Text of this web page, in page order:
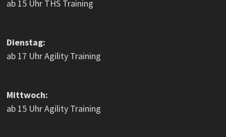
ab 15 Uhr THS Training
Dienstag:
ab 17 Uhr Agility Training
Mittwoch:
ab 15 Uhr Agility Training